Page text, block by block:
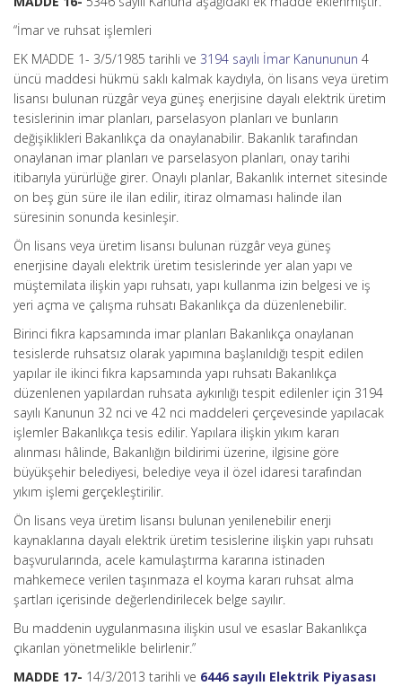
“İmar ve ruhsat işlemleri
EK MADDE 1- 3/5/1985 tarihli ve 3194 sayılı İmar Kanununun 4
üncü maddesi hükmü saklı kalmak kaydıyla, ön lisans veya üretim
lisansı bulunan rüzgâr veya güneş enerjisine dayalı elektrik üretim
tesislerinin imar planları, parselasyon planları ve bunların
değişiklikleri Bakanlıkça da onaylanabilir. Bakanlık tarafından
onaylanan imar planları ve parselasyon planları, onay tarihi
itibarıyla yürürlüğe girer. Onaylı planlar, Bakanlık internet sitesinde
on beş gün süre ile ilan edilir, itiraz olmaması halinde ilan
süresinin sonunda kesinleşir.
Ön lisans veya üretim lisansı bulunan rüzgâr veya güneş
enerjisine dayalı elektrik üretim tesislerinde yer alan yapı ve
müştemilata ilişkin yapı ruhsatı, yapı kullanma izin belgesi ve iş
yeri açma ve çalışma ruhsatı Bakanlıkça da düzenlenebilir.
Birinci fıkra kapsamında imar planları Bakanlıkça onaylanan
tesislerde ruhsatsız olarak yapımına başlanıldığı tespit edilen
yapılar ile ikinci fıkra kapsamında yapı ruhsatı Bakanlıkça
düzenlenen yapılardan ruhsata aykırılığı tespit edilenler için 3194
sayılı Kanunun 32 nci ve 42 nci maddeleri çerçevesinde yapılacak
işlemler Bakanlıkça tesis edilir. Yapılara ilişkin yıkım kararı
alınması hâlinde, Bakanlığın bildirimi üzerine, ilgisine göre
büyükşehir belediyesi, belediye veya il özel idaresi tarafından
yıkım işlemi gerçekleştirilir.
Ön lisans veya üretim lisansı bulunan yenilenebilir enerji
kaynaklarına dayalı elektrik üretim tesislerine ilişkin yapı ruhsatı
başvurularında, acele kamulaştırma kararına istinaden
mahkemece verilen taşınmaza el koyma kararı ruhsat alma
şartları içerisinde değerlendirilecek belge sayılır.
Bu maddenin uygulanmasına ilişkin usul ve esaslar Bakanlıkça
çıkarılan yönetmelikle belirlenir.”
MADDE 17- 14/3/2013 tarihli ve 6446 sayılı Elektrik Piyasası